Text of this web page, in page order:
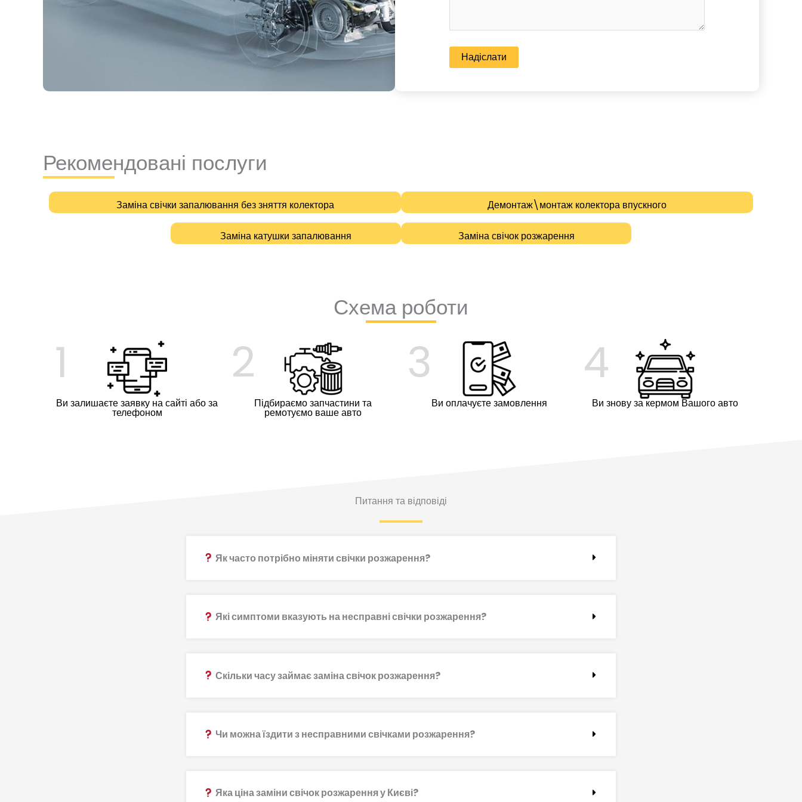
Рекомендовані послуги
Заміна свічки запалювання без зняття колектора Демонтаж\монтаж колектора впускного
Заміна катушки запалювання Заміна свічок розжарення
Схема роботи
1
Ви залишаєте заявку на сайті або за
телефоном
2
Підбираємо запчастини та
ремотуємо ваше авто
3
Ви оплачуєте замовлення
4
Ви знову за кермом Вашого авто
Питання та відповіді
Як часто потрібно міняти свічки розжарення?
Які симптоми вказують на несправні свічки розжарення?
Скільки часу займає заміна свічок розжарення?
Чи можна їздити з несправними свічками розжарення?
Яка ціна заміни свічок розжарення у Києві?